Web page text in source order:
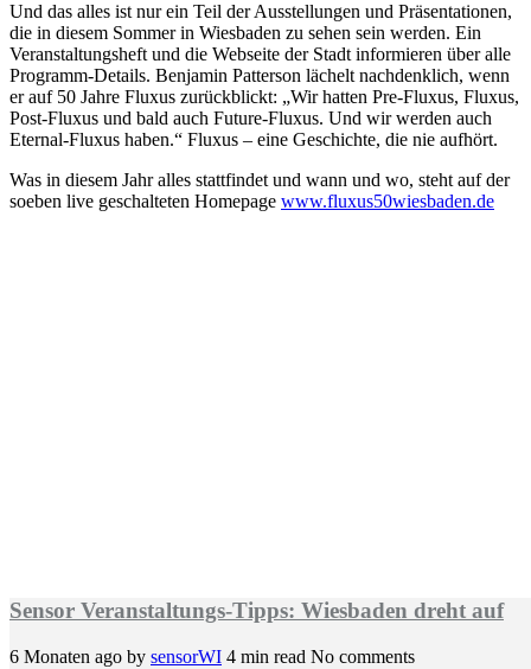
Und das alles ist nur ein Teil der Ausstellungen und Präsentationen,
die in diesem Sommer in Wiesbaden zu sehen sein werden. Ein
Veranstaltungsheft und die Webseite der Stadt informieren über alle
Programm-Details. Benjamin Patterson lächelt nachdenklich, wenn
er auf 50 Jahre Fluxus zurückblickt: „Wir hatten Pre-Fluxus, Fluxus,
Post-Fluxus und bald auch Future-Fluxus. Und wir werden auch
Eternal-Fluxus haben.“ Fluxus – eine Geschichte, die nie aufhört.
Was in diesem Jahr alles stattfindet und wann und wo, steht auf der
soeben live geschalteten Homepage www.fluxus50wiesbaden.de
Sensor Veranstaltungs-Tipps: Wiesbaden dreht auf
6 Monaten ago by sensorWI 4 min read No comments